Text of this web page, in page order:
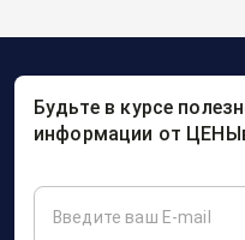
Будьте в курсе
информации от